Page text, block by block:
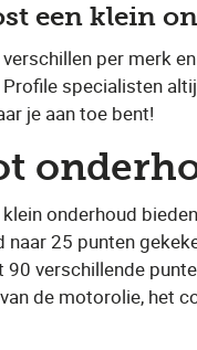
een klein
per merk
specialisten
je aan toe bent!
onderhoud
naar 25 punten
90 verschillende
de motorolie, het